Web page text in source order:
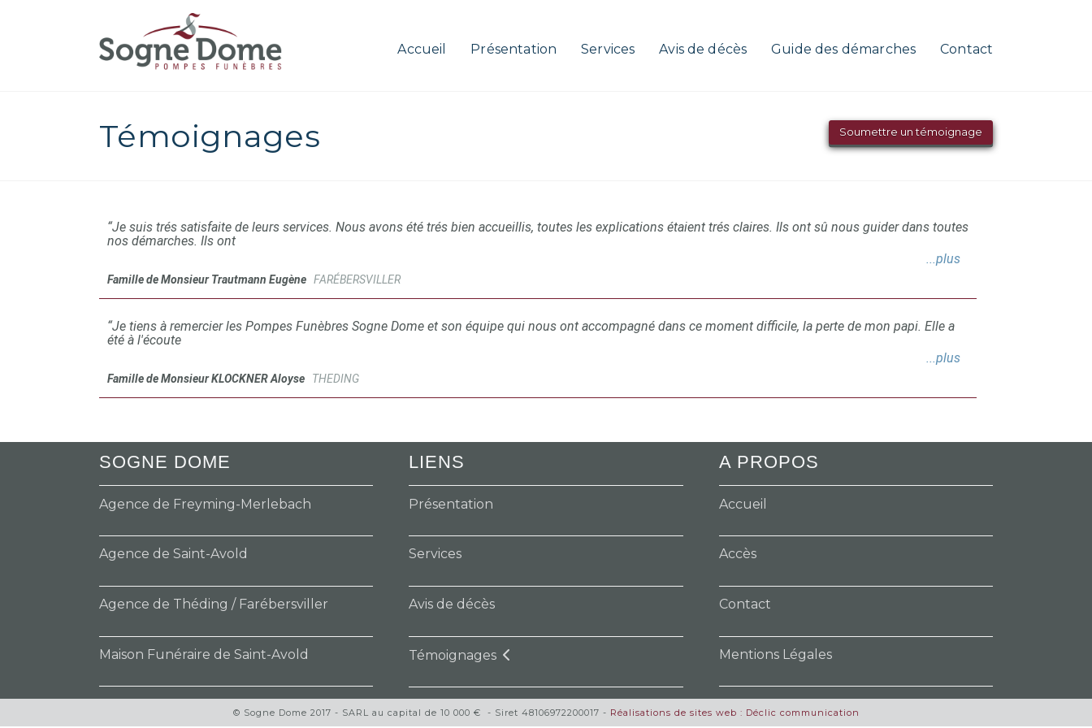
Accueil Présentation Services Avis de décès Guide des démarches Contact
Témoignages Soumettre un témoignage
“Je suis trés satisfaite de leurs services. Nous avons été trés bien accueillis, toutes les explications étaient trés claires. Ils ont sû nous guider dans toutes
nos démarches. Ils ont
...plus
Famille de Monsieur Trautmann Eugène FARÉBERSVILLER
“Je tiens à remercier les Pompes Funèbres Sogne Dome et son équipe qui nous ont accompagné dans ce moment difficile, la perte de mon papi. Elle a
été à l'écoute
...plus
Famille de Monsieur KLOCKNER Aloyse THEDING
SOGNE DOME
Agence de Freyming-Merlebach
Agence de Saint-Avold
Agence de Théding / Farébersviller
Maison Funéraire de Saint-Avold
LIENS
Présentation
Services
Avis de décès
Témoignages
A PROPOS
Accueil
Accès
Contact
Mentions Légales
© Sogne Dome 2017 - SARL au capital de 10 000 € - Siret 48106972200017 - Réalisations de sites web : Déclic communication